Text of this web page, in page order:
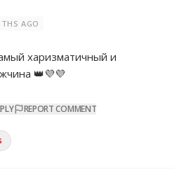
AGO
харизматичный и
👑💜💜
REPORT COMMENT